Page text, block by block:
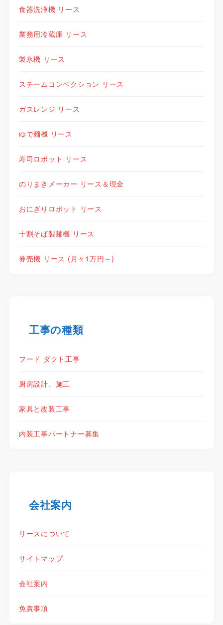
食器洗浄機 リース
業務用冷蔵庫 リース
製氷機 リース
スチームコンベクション リース
ガスレンジ リース
ゆで麺機 リース
寿司ロボット リース
のりまきメーカー リース＆現金
おにぎりロボット リース
十割そば製麺機 リース
券売機 リース (月々1万円～)
工事の種類
フード ダクト工事
厨房設計、施工
家具と改装工事
内装工事パートナー募集
会社案内
リースについて
サイトマップ
会社案内
免責事項